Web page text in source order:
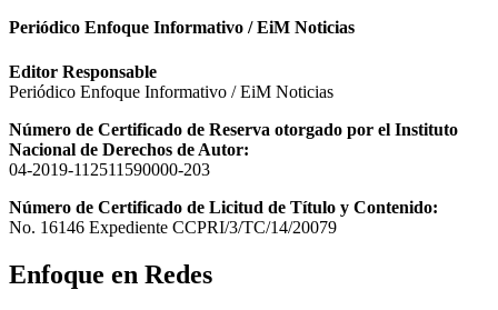
Periódico Enfoque Informativo / EiM Noticias
Editor Responsable
Periódico Enfoque Informativo / EiM Noticias
Número de Certificado de Reserva otorgado por el Instituto
Nacional de Derechos de Autor:
04-2019-112511590000-203
Número de Certificado de Licitud de Título y Contenido:
No. 16146 Expediente CCPRI/3/TC/14/20079
Enfoque en Redes